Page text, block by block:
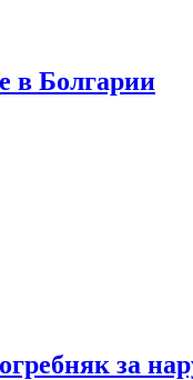
в Болгарии
за